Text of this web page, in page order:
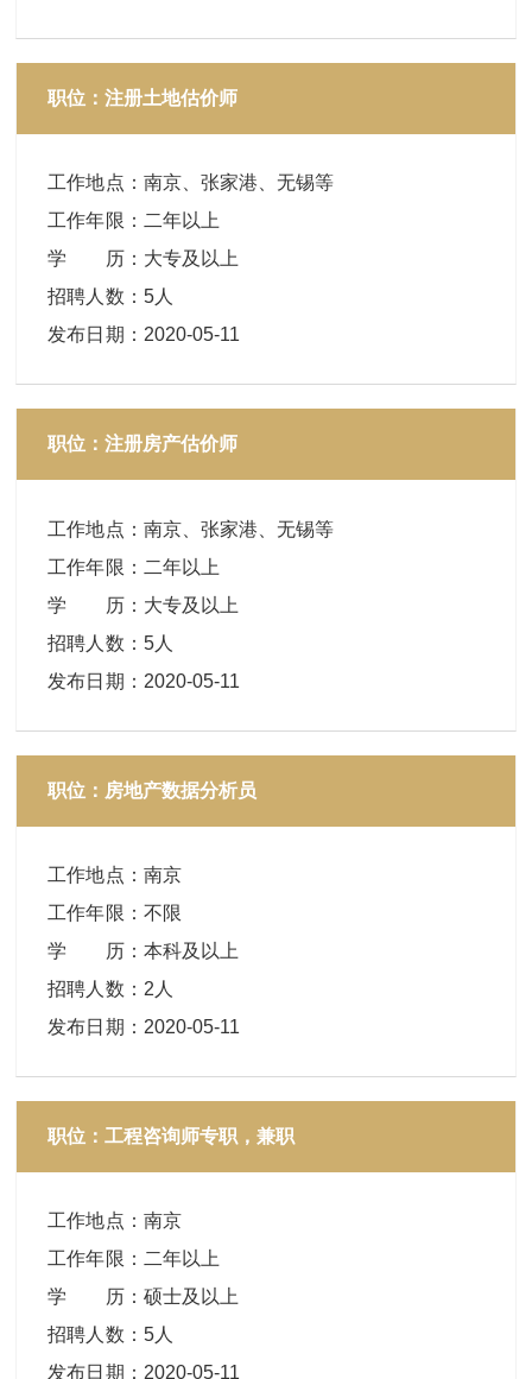
职位：注册土地估价师
工作地点 ： 南京、张家港、无锡等
工作年限 ： 二年以上
学 历： 大专及以上
招聘人数 ： 5人
发布日期 ： 2020-05-11
职位：注册房产估价师
工作地点 ： 南京、张家港、无锡等
工作年限 ： 二年以上
学 历： 大专及以上
招聘人数 ： 5人
发布日期 ： 2020-05-11
职位：房地产数据分析员
工作地点 ： 南京
工作年限 ： 不限
学 历： 本科及以上
招聘人数 ： 2人
发布日期 ： 2020-05-11
职位：工程咨询师专职，兼职
工作地点 ： 南京
工作年限 ： 二年以上
学 历： 硕士及以上
招聘人数 ： 5人
发布日期 ： 2020-05-11